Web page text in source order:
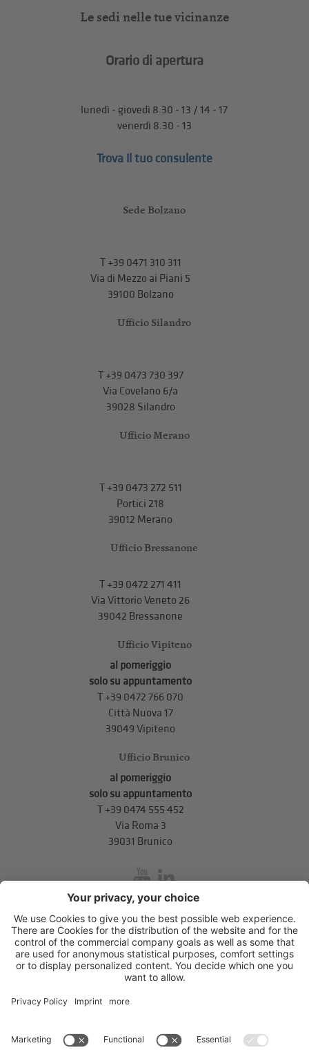
Le sedi nelle tue vicinanze
Orario di apertura
lunedì - giovedì 8.30 - 13 / 14 - 17
venerdì 8.30 - 13
Trova il tuo consulente
Sede Bolzano
T+39 0471 310 311
Via di Mezzo ai Piani 5
39100 Bolzano
Ufficio Silandro
T+39 0473 730 397
Via Covelano 6/a
39028 Silandro
Ufficio Merano
T+39 0473 272 511
Portici 218
39012 Merano
Ufficio Bressanone
T +39 0472 271 411
Via Vittorio Veneto 26
39042 Bressanone
Ufficio Vipiteno
al pomeriggio
solo su appuntamento
T +39 0472 766 070
Città Nuova 17
39049 Vipiteno
Ufficio Brunico
al pomeriggio
solo su appuntamento
T+39 0474 555 452
Via Roma 3
39031 Brunico
inService
Via di Mezzo ai Piani 5 ,39100 Bolzano.T+39 0471 310 311.
info@unione-bz.it
Impressum
Privacy